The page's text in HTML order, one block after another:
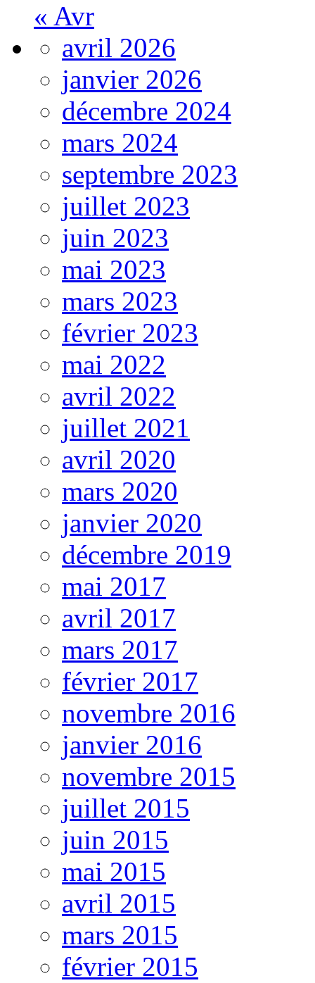
« Avr
avril 2026
janvier 2026
décembre 2024
mars 2024
septembre 2023
juillet 2023
juin 2023
mai 2023
mars 2023
février 2023
mai 2022
avril 2022
juillet 2021
avril 2020
mars 2020
janvier 2020
décembre 2019
mai 2017
avril 2017
mars 2017
février 2017
novembre 2016
janvier 2016
novembre 2015
juillet 2015
juin 2015
mai 2015
avril 2015
mars 2015
février 2015